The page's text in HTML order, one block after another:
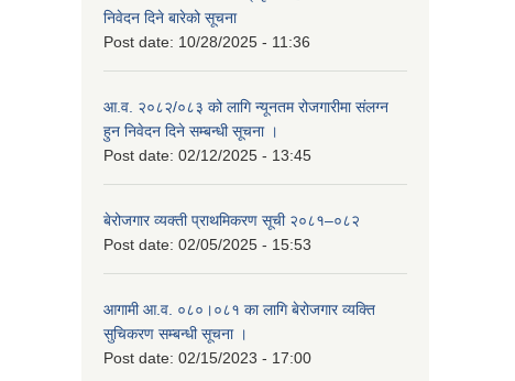
निवेदन दिने बारेको सूचना
Post date: 10/28/2025 - 11:36
आ.व. २०८२/०८३ को लागि न्यूनतम रोजगारीमा संलग्न
हुन निवेदन दिने सम्बन्धी सूचना ।
Post date: 02/12/2025 - 13:45
बेरोजगार व्यक्ती प्राथमिकरण सूची २०८१–०८२
Post date: 02/05/2025 - 15:53
आगामी आ.व. ०८०।०८१ का लागि बेरोजगार व्यक्ति
सुचिकरण सम्बन्धी सूचना ।
Post date: 02/15/2023 - 17:00